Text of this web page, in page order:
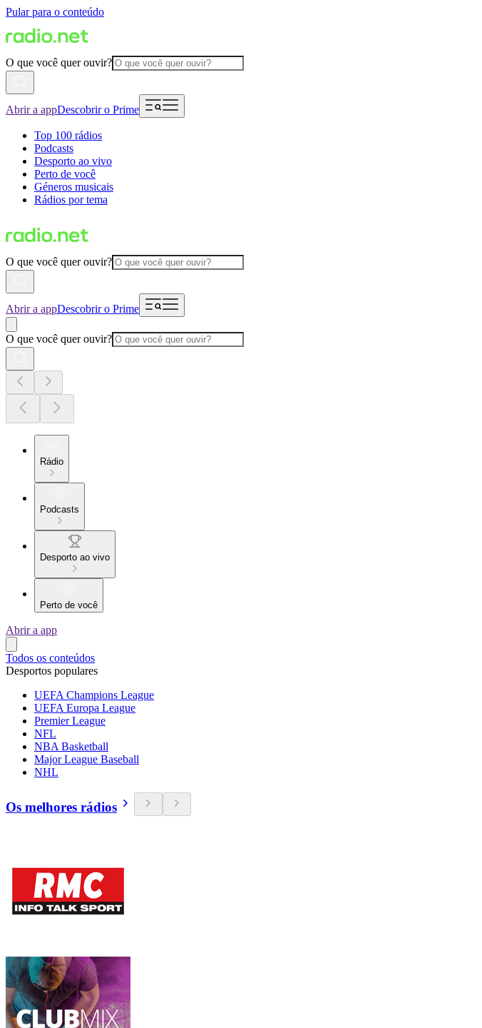
Pular para o conteúdo
O que você quer ouvir?
Abrir a appDescobrir o Prime
Top 100 rádios
Podcasts
Desporto ao vivo
Perto de você
Géneros musicais
Rádios por tema
O que você quer ouvir?
Abrir a appDescobrir o Prime
O que você quer ouvir?
Rádio
Podcasts
Desporto ao vivo
Perto de você
Abrir a app
Todos os conteúdos
Desportos populares
UEFA Champions League
UEFA Europa League
Premier League
NFL
NBA Basketball
Major League Baseball
NHL
Os melhores rádios